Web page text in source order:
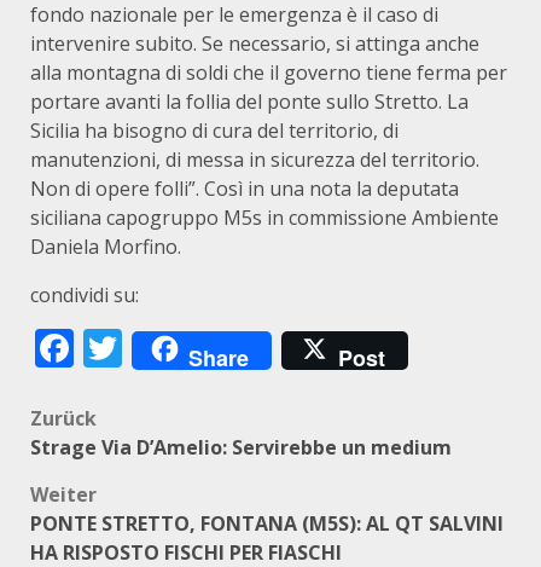
fondo nazionale per le emergenza è il caso di
intervenire subito. Se necessario, si attinga anche
alla montagna di soldi che il governo tiene ferma per
portare avanti la follia del ponte sullo Stretto. La
Sicilia ha bisogno di cura del territorio, di
manutenzioni, di messa in sicurezza del territorio.
Non di opere folli”. Così in una nota la deputata
siciliana capogruppo M5s in commissione Ambiente
Daniela Morfino.
condividi su:
Facebook
Twitter
Share Post
Beitragsnavigation
Zurück
Strage Via D’Amelio: Servirebbe un medium
Weiter
PONTE STRETTO, FONTANA (M5S): AL QT SALVINI
HA RISPOSTO FISCHI PER FIASCHI